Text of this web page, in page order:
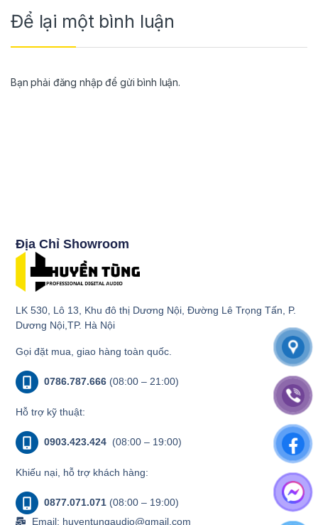
Để lại một bình luận
Bạn phải đăng nhập để gửi bình luận.
Địa Chỉ Showroom
LK 530, Lô 13, Khu đô thị Dương Nội, Đường Lê Trọng Tấn, P.
Dương Nội,TP. Hà Nội
Gọi đặt mua, giao hàng toàn quốc.
0786.787.666 (08:00 – 21:00)
Hỗ trợ kỹ thuật:
0903.423.424 (08:00 – 19:00)
Khiếu nại, hỗ trợ khách hàng:
0877.071.071 (08:00 – 19:00)
Email: huyentungaudio@gmail.com